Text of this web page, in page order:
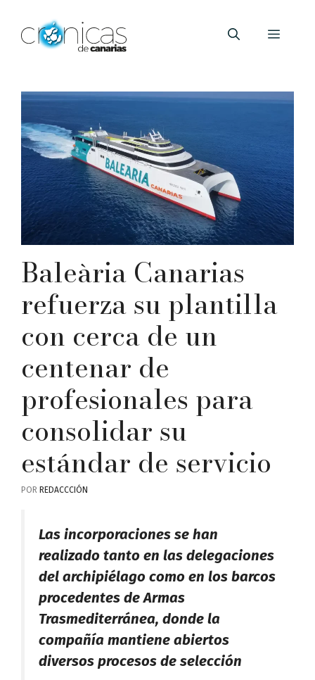
contenido
Menú
Baleària Canarias
refuerza su plantilla
con cerca de un
centenar de
profesionales para
consolidar su
estándar de servicio
POR REDACCCIÓN
Las incorporaciones se han
realizado tanto en las delegaciones
del archipiélago como en los barcos
procedentes de Armas
Trasmediterránea, donde la
compañía mantiene abiertos
diversos procesos de selección